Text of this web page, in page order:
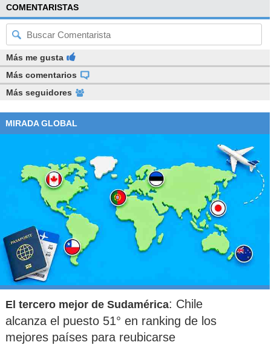
COMENTARISTAS
Más me gusta
Más comentarios
Más seguidores
MIRADA GLOBAL
El tercero mejor de Sudamérica: Chile
alcanza el puesto 51° en ranking de los
mejores países para reubicarse